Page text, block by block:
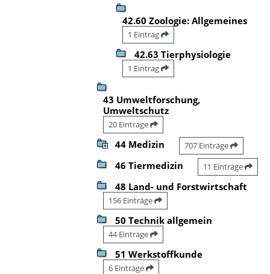
42.60 Zoologie: Allgemeines
1 Eintrag
42.63 Tierphysiologie
1 Eintrag
43 Umweltforschung,
Umweltschutz
20 Einträge
44 Medizin 707 Einträge
46 Tiermedizin 11 Einträge
48 Land- und Forstwirtschaft
156 Einträge
50 Technik allgemein
44 Einträge
51 Werkstoffkunde
6 Einträge